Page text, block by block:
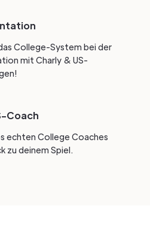
College-System bei der
mit Charly & US-
Coach
echten College Coaches
zu deinem Spiel.